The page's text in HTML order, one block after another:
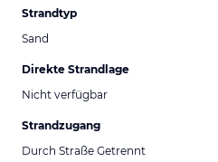
Strandtyp
Sand
Direkte Strandlage
Nicht verfügbar
Strandzugang
Durch Straße Getrennt